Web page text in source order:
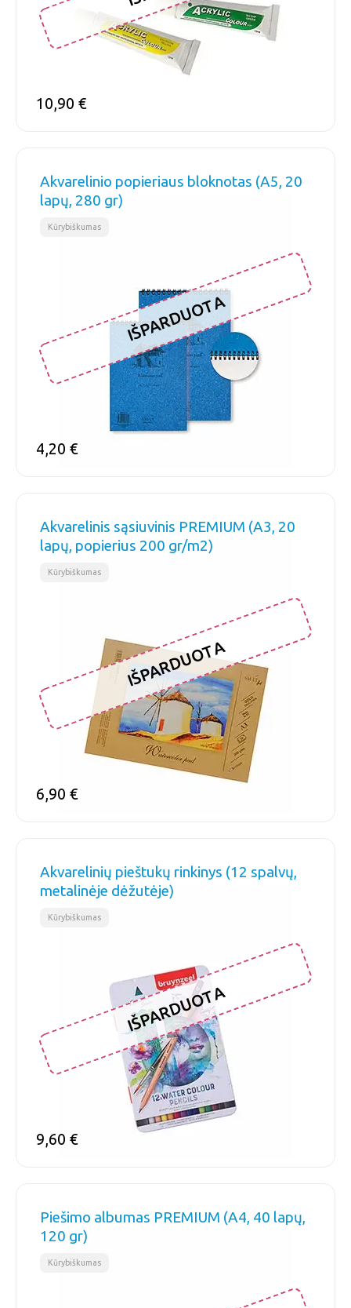
10,90 €
Akvarelinio popieriaus bloknotas (A5, 20
lapų, 280 gr)
Kūrybiškumas
4,20 €
IŠPARDUOTA
Akvarelinis sąsiuvinis PREMIUM (A3, 20
lapų, popierius 200 gr/m2)
Kūrybiškumas
6,90 €
IŠPARDUOTA
Akvarelinių pieštukų rinkinys (12 spalvų,
metalinėje dėžutėje)
Kūrybiškumas
9,60 €
IŠPARDUOTA
Piešimo albumas PREMIUM (A4, 40 lapų,
120 gr)
Kūrybiškumas